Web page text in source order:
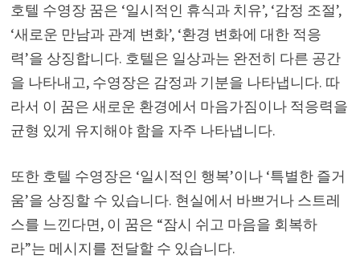
호텔 수영장 꿈은 ‘일시적인 휴식과 치유’, ‘감정 조절’,
‘새로운 만남과 관계 변화’, ‘환경 변화에 대한 적응
력’을 상징합니다. 호텔은 일상과는 완전히 다른 공간
을 나타내고, 수영장은 감정과 기분을 나타냅니다. 따
라서 이 꿈은 새로운 환경에서 마음가짐이나 적응력을
균형 있게 유지해야 함을 자주 나타냅니다.
또한 호텔 수영장은 ‘일시적인 행복’이나 ‘특별한 즐거
움’을 상징할 수 있습니다. 현실에서 바쁘거나 스트레
스를 느낀다면, 이 꿈은 “잠시 쉬고 마음을 회복하
라”는 메시지를 전달할 수 있습니다.